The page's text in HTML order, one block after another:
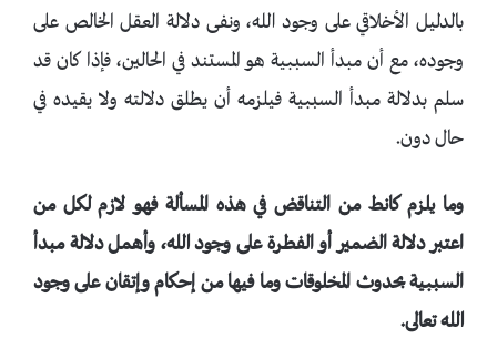
بالدليل الأخلاقي على وجود الله، ونفى دلالة العقل الخالص على
وجوده، مع أن مبدأ السببية هو المستند في الحالين، فإذا كان قد
سلم بدلالة مبدأ السببية فيلزمه أن يطلق دلالته ولا يقيده في
حال دون.
وما يلزم كانط من التناقض في هذه المسألة فهو لازم لكل من
اعتبر دلالة الضمير أو الفطرة على وجود الله، وأهمل دلالة مبدأ
السببية بحدوث المخلوقات وما فيها من إحكام وإتقان على وجود
الله تعالى.